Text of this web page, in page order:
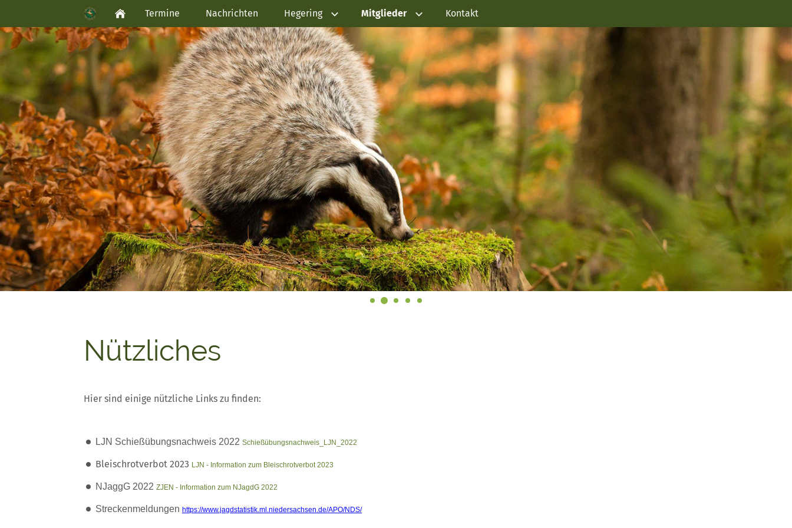
Termine Nachrichten Hegering Mitglieder Kontakt
Nützliches
Hier sind einige nützliche Links zu finden:
LJN Schießübungsnachweis 2022 Schießübungsnachweis_LJN_2022
Bleischrotverbot 2023 LJN - Information zum Bleischrotverbot 2023
NJaggG 2022 ZJEN - Information zum NJagdG 2022
Streckenmeldungen https://www.jagdstatistik.ml.niedersachsen.de/APO/NDS/